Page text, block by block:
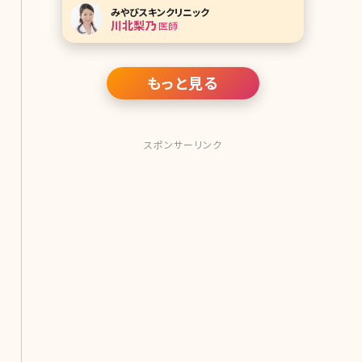
み合わせです。ハイドロキノンは「肌の
漂白剤」とも呼ばれるほど美白効果が
高い成分として有名ですが、トレチノイ
ご存知でしょうか
みやびスキンクリニック
川北梨乃医師
もっと見る
スポンサーリンク